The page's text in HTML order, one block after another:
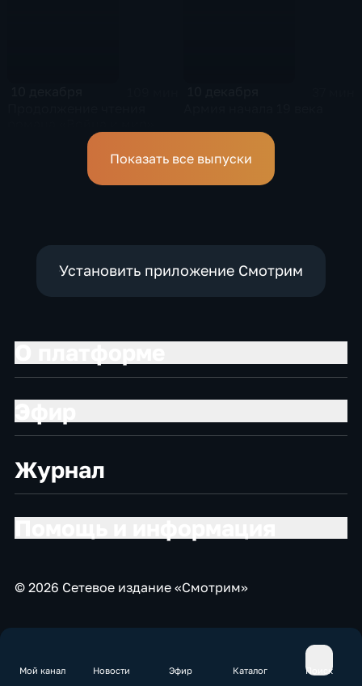
Мой канал Новости Эфир Каталог Поиск
Показать все выпуски
Установить приложение Смотрим
Журнал
© 2026 Сетевое издание «Смотрим»